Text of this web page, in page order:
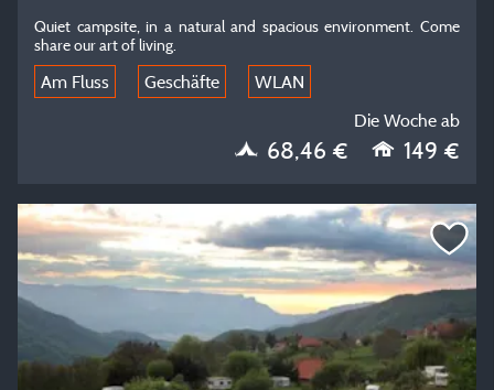
Quiet campsite, in a natural and spacious environment. Come
share our art of living.
Am Fluss Geschäfte
WLAN
Die Woche ab
68,46 € 149 €